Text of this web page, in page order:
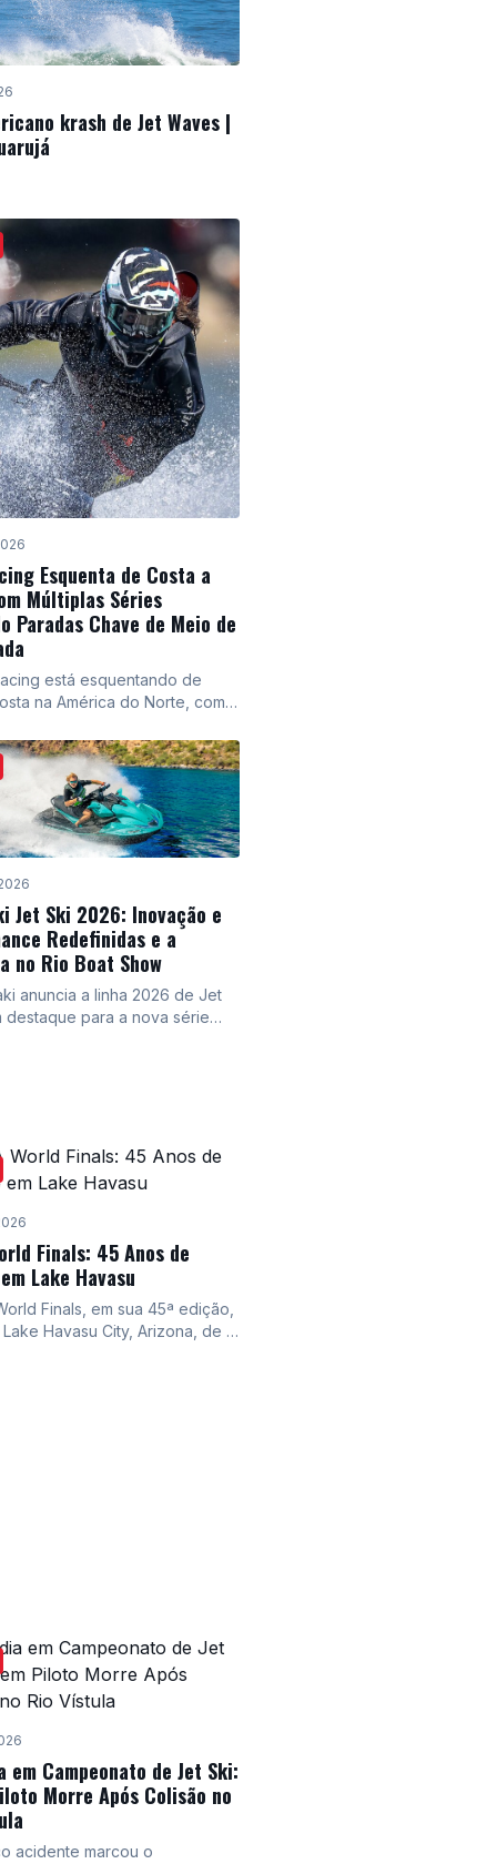
krash de Jet Waves |
Esquenta de Costa a
Múltiplas Séries
Paradas Chave de Meio de
está esquentando de
na América do Norte, com
de meio de temporada.
se preparando para
em novembro e Great
em Wisconsin, até Pro
no Texas e Western
Watercross Association em
ação se espalha por todos os
suas rodadas em Ohio,
desenvolvimento júnior e nas
A profundidade da
e a variedade de estilos
a definir o ritmo do
Jet Ski 2026: Inovação e
Redefinidas e a
no Rio Boat Show
anuncia a linha 2026 de Jet
destaque para a nova série
de alta performance,
sua liderança no mercado
Finals: 45 Anos de
Lake Havasu
Finals, em sua 45ª edição,
Havasu City, Arizona, de 3
em Campeonato de Jet Ski:
Morre Após Colisão no
acidente marcou o